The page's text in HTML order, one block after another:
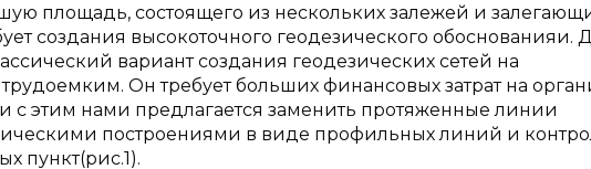
площадь, состоящего из нескольких залежей и
создания высокоточного геодезического обоснованияи.
вариант создания геодезических сетей на
Он требует больших финансовых затрат на
с этим нами предлагается заменить протяженные линии
построениями в виде профильных линий и
пункт(рис.1).